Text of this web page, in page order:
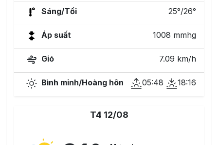
Sáng/Tối 25°/26°
Áp suất 1008 mmhg
Gió 7.09 km/h
Bình minh/Hoàng hôn 05:48 18:16
T4 12/08